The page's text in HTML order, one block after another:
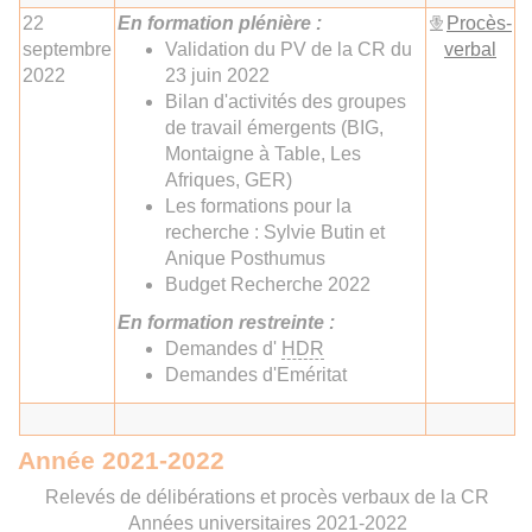
22
septembre
2022
En formation plénière :
Validation du PV de la CR du
23 juin 2022
Bilan d'activités des groupes
de travail émergents (BIG,
Montaigne à Table, Les
Afriques, GER)
Les formations pour la
recherche : Sylvie Butin et
Anique Posthumus
Budget Recherche 2022
En formation restreinte :
Demandes d' HDR
Demandes d'Eméritat
Procès-
verbal
Année 2021-2022
Relevés de délibérations et procès verbaux de la CR
Années universitaires 2021-2022